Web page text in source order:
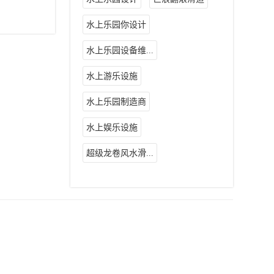
水上乐园你设计
水上乐园设备维...
水上游乐设施
水上乐园制造商
水上娱乐设施
超级龙卷风水滑...